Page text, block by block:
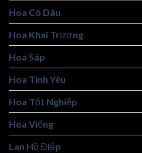
Hoa Cô Dâu
Hoa Khai Trương
Hoa Sáp
Hoa Tình Yêu
Hoa Tốt Nghiệp
Hoa Viếng
Lan Hồ Điệp